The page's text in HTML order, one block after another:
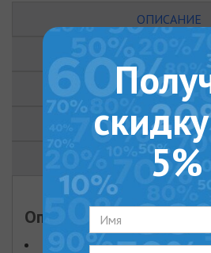
ОПИСАНИЕ
ОТЗЫВЫ (0)
ДОКУМЕНТЫ
ВИДЕО
Описание
Трубы и фитинги для
5%